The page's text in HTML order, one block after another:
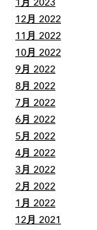
1月 2023
12月 2022
11月 2022
10月 2022
9月 2022
8月 2022
7月 2022
6月 2022
5月 2022
4月 2022
3月 2022
2月 2022
1月 2022
12月 2021